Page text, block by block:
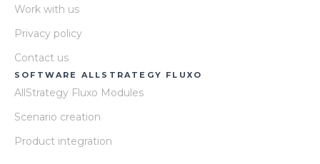
Work with us
Privacy policy
Contact us
SOFTWARE ALLSTRATEGY FLUXO
AllStrategy Fluxo Modules
Scenario creation
Product integration